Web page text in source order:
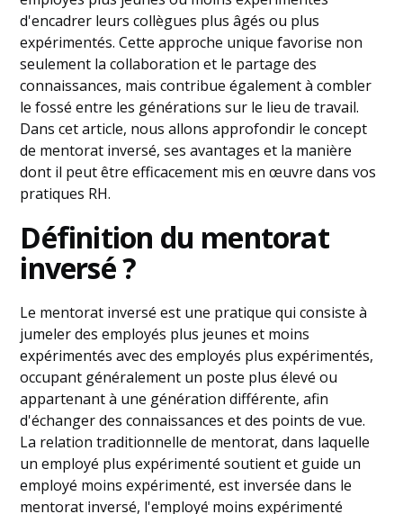
d'encadrer leurs collègues plus âgés ou plus
expérimentés. Cette approche unique favorise non
seulement la collaboration et le partage des
connaissances, mais contribue également à combler
le fossé entre les générations sur le lieu de travail.
Dans cet article, nous allons approfondir le concept
de mentorat inversé, ses avantages et la manière
dont il peut être efficacement mis en œuvre dans vos
pratiques RH.
Définition du mentorat
inversé ?
Le mentorat inversé est une pratique qui consiste à
jumeler des employés plus jeunes et moins
expérimentés avec des employés plus expérimentés,
occupant généralement un poste plus élevé ou
appartenant à une génération différente, afin
d'échanger des connaissances et des points de vue.
La relation traditionnelle de mentorat, dans laquelle
un employé plus expérimenté soutient et guide un
employé moins expérimenté, est inversée dans le
mentorat inversé, l'employé moins expérimenté